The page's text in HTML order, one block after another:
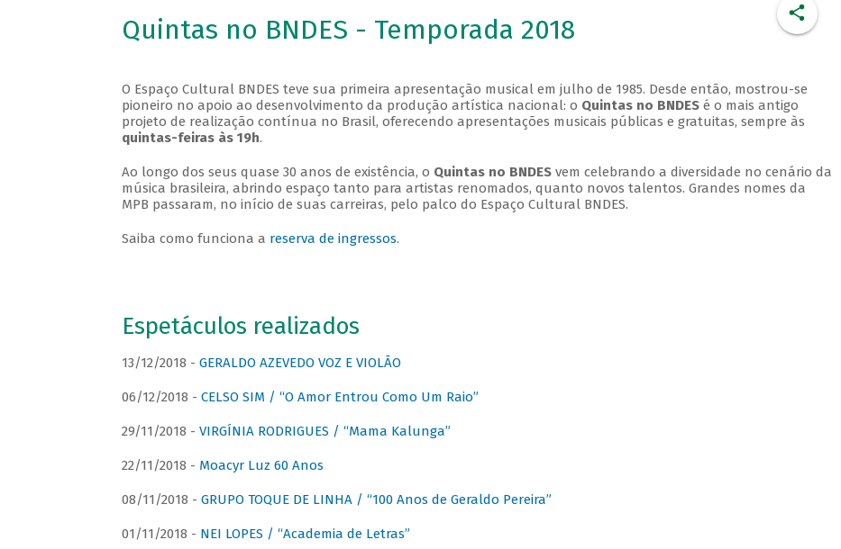
Quintas no BNDES - Temporada 2018
O Espaço Cultural BNDES teve sua primeira apresentação musical em julho de 1985. Desde então, mostrou-se
pioneiro no apoio ao desenvolvimento da produção artística nacional: o Quintas no BNDESé o mais antigo
projeto de realização contínua no Brasil, oferecendo apresentações musicais públicas e gratuitas, sempre às
quintas-feiras às 19h.
Ao longo dos seus quase 30 anos de existência, o Quintas no BNDESvem celebrando a diversidade no cenário da
música brasileira, abrindo espaço tanto para artistas renomados, quanto novos talentos. Grandes nomes da
MPB passaram, no início de suas carreiras, pelo palco do Espaço Cultural BNDES.
Saiba como funciona a reserva de ingressos.
Espetáculos realizados
13/12/2018 - GERALDO AZEVEDO VOZ E VIOLÃO
06/12/2018 - CELSO SIM / “O Amor Entrou Como Um Raio”
29/11/2018 - VIRGÍNIA RODRIGUES / “Mama Kalunga”
22/11/2018 - Moacyr Luz 60 Anos
08/11/2018 - GRUPO TOQUE DE LINHA / “100 Anos de Geraldo Pereira”
01/11/2018 - NEI LOPES / “Academia de Letras”